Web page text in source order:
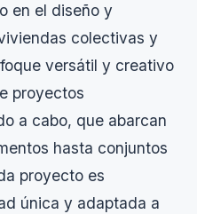
en el diseño y
colectivas y
versátil y creativo
proyectos
a cabo, que abarcan
hasta conjuntos
proyecto es
única y adaptada a